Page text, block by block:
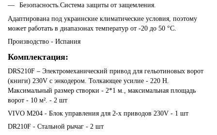
Безопасность.Система защиты от защемления.
Адаптирована под украинские климатические условия, поэтому
может работать в диапазонах температур от -20 до 50 °C.
Производство - Испания
Комплектация:
DRS210F – Электромеханический привод для гельотиновых ворот
(книги) 230V с энкодером. Толкающее усилие - 220 Н.
Максимальный размер створки - 2*1 м., максимальная площадь
ворот - 10 м². - 2 шт
VIVO M204 - Блок управления для 2-х приводов 230V - 1 шт
DR210F - Стальной рычаг - 2 шт